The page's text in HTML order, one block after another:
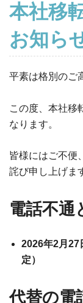
本社移
お知ら
平素は格別のご
この度、本社移
なります。
皆様にはご不便
詫び申し上げま
電話不通
2026年2月27
定）
代替の電